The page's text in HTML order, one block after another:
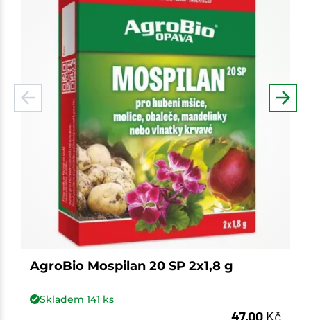
AgroBio Mospilan 20 SP 2x1,8 g
Skladem 141 ks
47,00 Kč